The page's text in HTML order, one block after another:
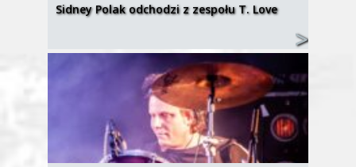
Sidney Polak odchodzi z zespołu T. Love